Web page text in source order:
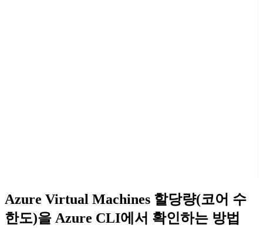
Azure Virtual Machines 할당량(코어 수
한도)을 Azure CLI에서 확인하는 방법